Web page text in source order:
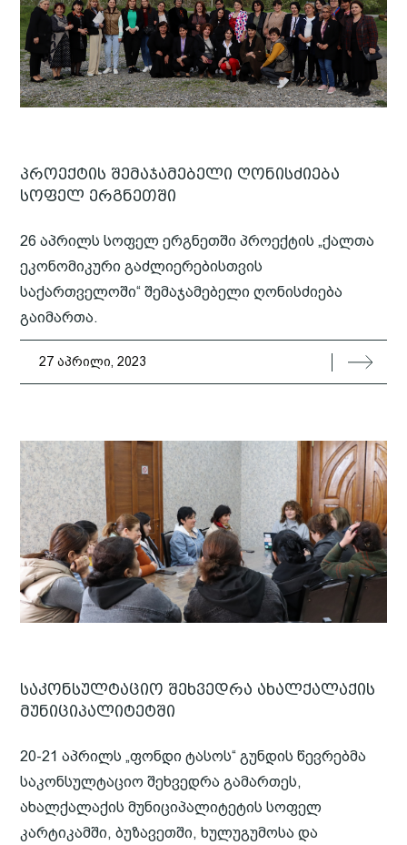
პროექტის შემაჯამებელი ღონისძიება
სოფელ ერგნეთში
26 აპრილს სოფელ ერგნეთში პროექტის „ქალთა
ეკონომიკური გაძლიერებისთვის
საქართველოში“ შემაჯამებელი ღონისძიება
გაიმართა.
27 აპრილი, 2023
საკონსულტაციო შეხვედრა ახალქალაქის
მუნიციპალიტეტში
20-21 აპრილს „ფონდი ტასოს“ გუნდის წევრებმა
საკონსულტაციო შეხვედრა გამართეს,
ახალქალაქის მუნიციპალიტეტის სოფელ
კარტიკამში, ბუზავეთში, ხულუგუმოსა და